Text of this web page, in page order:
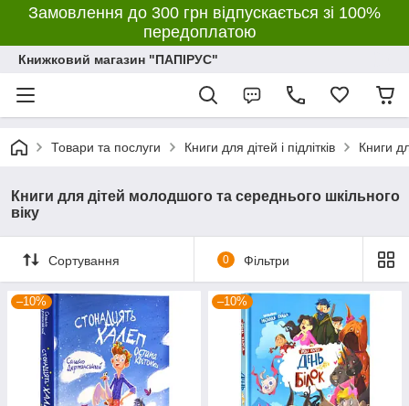
Замовлення до 300 грн відпускається зі 100%
передоплатою
Книжковий магазин "ПАПІРУС"
Товари та послуги Книги для дітей і підлітків Книги
Книги для дітей молодшого та середнього шкільного
віку
Сортування 0 Фільтри
–10% –10%